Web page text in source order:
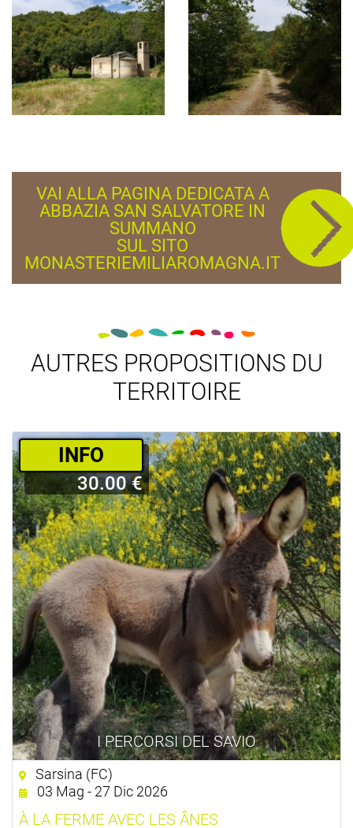
VAI ALLA PAGINA DEDICATA A
ABBAZIA SAN SALVATORE IN
SUMMANO
SUL SITO
MONASTERIEMILIAROMAGNA.IT
AUTRES PROPOSITIONS DU
TERRITOIRE
I PERCORSI DEL SAVIO
­INFO
30.00 €
Sarsina (FC)
03 Mag - 27 Dic 2026
À LA FERME AVEC LES ÂNES